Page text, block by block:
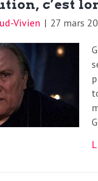
c’est
Vivien | 27 mars